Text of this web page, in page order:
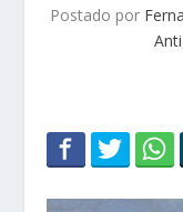
Postado por